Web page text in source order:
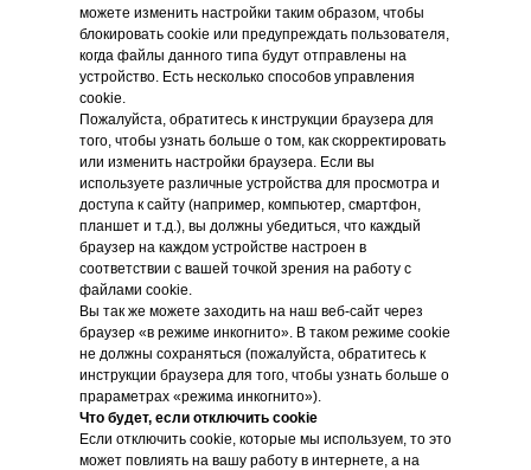
можете изменить настройки таким образом, чтобы
блокировать cookie или предупреждать пользователя,
когда файлы данного типа будут отправлены на
устройство. Есть несколько способов управления
cookie.
Пожалуйста, обратитесь к инструкции браузера для
того, чтобы узнать больше о том, как скорректировать
или изменить настройки браузера. Если вы
используете различные устройства для просмотра и
доступа к сайту (например, компьютер, смартфон,
планшет и т.д.), вы должны убедиться, что каждый
браузер на каждом устройстве настроен в
соответствии с вашей точкой зрения на работу с
файлами cookie.
Вы так же можете заходить на наш веб-сайт через
браузер «в режиме инкогнито». В таком режиме cookie
не должны сохраняться (пожалуйста, обратитесь к
инструкции браузера для того, чтобы узнать больше о
прараметрах «режима инкогнито»).
Что будет, если отключить cookie
Если отключить cookie, которые мы используем, то это
может повлиять на вашу работу в интернете, а на